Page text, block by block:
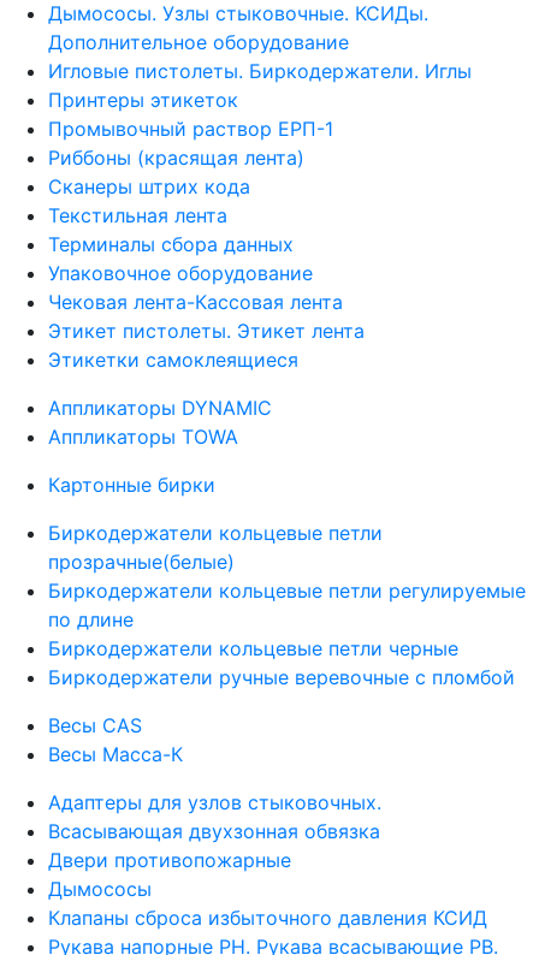
Дымососы. Узлы стыковочные. КСИДы.
Дополнительное оборудование
Игловые пистолеты. Биркодержатели. Иглы
Принтеры этикеток
Промывочный раствор ЕРП-1
Риббоны (красящая лента)
Сканеры штрих кода
Текстильная лента
Терминалы сбора данных
Упаковочное оборудование
Чековая лента-Кассовая лента
Этикет пистолеты. Этикет лента
Этикетки самоклеящиеся
Аппликаторы DYNAMIC
Аппликаторы TOWA
Картонные бирки
Биркодержатели кольцевые петли
прозрачные(белые)
Биркодержатели кольцевые петли регулируемые
по длине
Биркодержатели кольцевые петли черные
Биркодержатели ручные веревочные с пломбой
Весы CAS
Весы Масса-К
Адаптеры для узлов стыковочных.
Всасывающая двухзонная обвязка
Двери противопожарные
Дымососы
Клапаны сброса избыточного давления КСИД
Рукава напорные РН. Рукава всасывающие РВ.